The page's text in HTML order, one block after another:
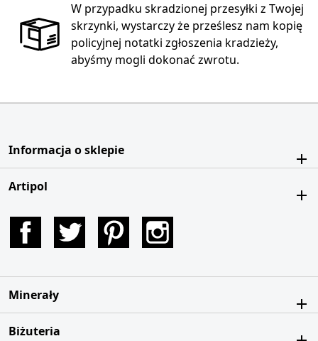
W przypadku skradzionej przesyłki z Twojej
skrzynki, wystarczy że prześlesz nam kopię
policyjnej notatki zgłoszenia kradzieży,
abyśmy mogli dokonać zwrotu.
Informacja o sklepie
Artipol
Facebook Twitter Pinterest
Minerały
Biżuteria